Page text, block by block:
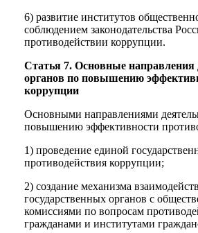
6) развитие институтов
соблюдением законодательства
противодействии коррупции.
Статья 7. Основные направления
органов по повышению
коррупции
Основными направлениями
повышению эффективности
1) проведение единой
противодействия коррупции;
2) создание механизма
государственных органов с
комиссиями по вопросам
гражданами и институтами